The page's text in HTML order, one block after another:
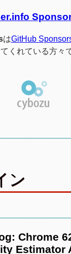
はGitHub
くれている方々
ン
Chrome
Estimator